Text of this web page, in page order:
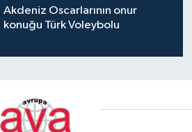
Akdeniz Oscarlarının onur
konuğu Türk Voleybolu